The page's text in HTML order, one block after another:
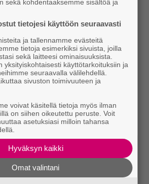
sekä kohdentaaksemme sisältöä ja
tietojesi käyttöön seuraavasti
ja tallennamme evästeitä
tietoja esimerkiksi sivuista, joilla
sekä laitteesi ominaisuuksista.
yksityiskohtaisesti käyttötarkoituksiin ja
seuraavalla välilehdellä.
sivuston toimivuuteen ja
voivat käsitellä tietoja myös ilman
on siihen oikeutettu peruste. Voit
asetuksiasi milloin tahansa
Hyväksyn kaikki
Omat valintani